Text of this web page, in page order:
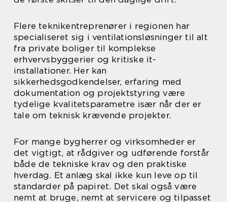
Flere teknikentreprenører i regionen har
specialiseret sig i ventilationsløsninger til alt
fra private boliger til komplekse
erhvervsbyggerier og kritiske it-
installationer. Her kan
sikkerhedsgodkendelser, erfaring med
dokumentation og projektstyring være
tydelige kvalitetsparametre især når der er
tale om teknisk krævende projekter.
For mange bygherrer og virksomheder er
det vigtigt, at rådgiver og udførende forstår
både de tekniske krav og den praktiske
hverdag. Et anlæg skal ikke kun leve op til
standarder på papiret. Det skal også være
nemt at bruge, nemt at servicere og tilpasset